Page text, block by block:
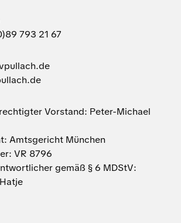
793 21 67
Vorstand: Peter-Michael
Amtsgericht München
VR 8796
gemäß § 6 MDStV: